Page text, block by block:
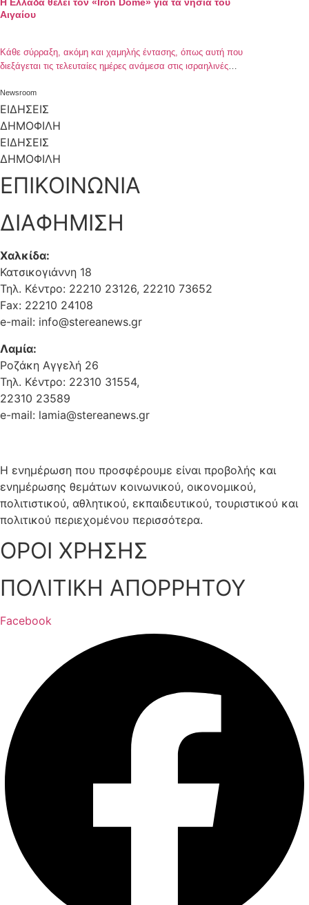
Η Ελλάδα θέλει τον «Iron Dome» για τα νησιά του
Αιγαίου
Kάθε σύρραξη, ακόμη και χαμηλής έντασης, όπως αυτή που
διεξάγεται τις τελευταίες ημέρες ανάμεσα στις ισραηλινές
οργάνωση Χαμάς στη Λωρίδα της Γάζας, αναδεικνύει ένα
οπλικό σύστημα το οποίο χαρακτηρίζει τις συγκρούσεις,
αφήνοντας το δικό του ξεχωριστό αποτύπωμα σε αυτές. Η
του αντιπάλου […]
Newsroom
ΕΙΔΗΣΕΙΣ
ΔΗΜΟΦΙΛΗ
ΕΙΔΗΣΕΙΣ
ΔΗΜΟΦΙΛΗ
ΕΠΙΚΟΙΝΩΝΙΑ
ΔΙΑΦΗΜΙΣΗ
Χαλκίδα:
Κατσικογιάννη 18
Τηλ. Κέντρο: 22210 23126, 22210 73652
Fax: 22210 24108
e-mail: info@stereanews.gr
Λαμία:
Ροζάκη Αγγελή 26
Τηλ. Κέντρο: 22310 31554,
22310 23589
e-mail: lamia@stereanews.gr
Η ενημέρωση που προσφέρουμε είναι προβολής και
ενημέρωσης θεμάτων κοινωνικού, οικονομικού,
πολιτιστικού, αθλητικού, εκπαιδευτικού, τουριστικού και
πολιτικού περιεχομένου περισσότερα.
ΟΡΟΙ ΧΡΗΣΗΣ
ΠΟΛΙΤΙΚΗ ΑΠΟΡΡΗΤΟΥ
Facebook